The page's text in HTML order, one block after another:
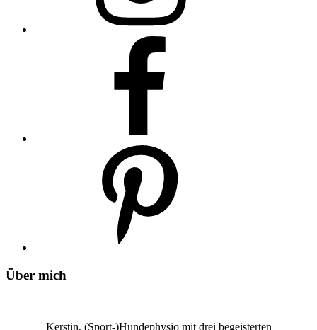
Über mich
Kerstin, (Sport-)Hundephysio mit drei begeisterten